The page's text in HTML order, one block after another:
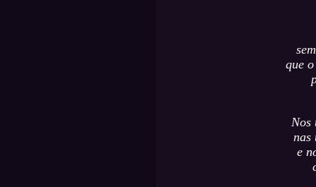
que
Nos
nas
e